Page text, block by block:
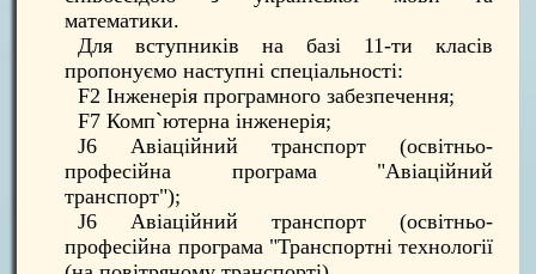
математики.
Для вступників на базі 11-ти класів
пропонуємо наступні спеціальності:
F2 Інженерія програмного забезпечення;
F7 Комп`ютерна інженерія;
J6 Авіаційний транспорт (освітньо-
професійна програма "Авіаційний
транспорт");
J6 Авіаційний транспорт (освітньо-
професійна програма "Транспортні технології